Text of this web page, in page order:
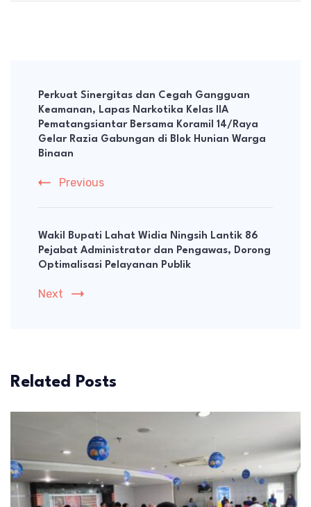
Navigation
Perkuat Sinergitas dan Cegah Gangguan
Keamanan, Lapas Narkotika Kelas IIA
Pematangsiantar Bersama Koramil 14/Raya
Gelar Razia Gabungan di Blok Hunian Warga
Binaan
Previous
Wakil Bupati Lahat Widia Ningsih Lantik 86
Pejabat Administrator dan Pengawas, Dorong
Optimalisasi Pelayanan Publik
Next
Related Posts